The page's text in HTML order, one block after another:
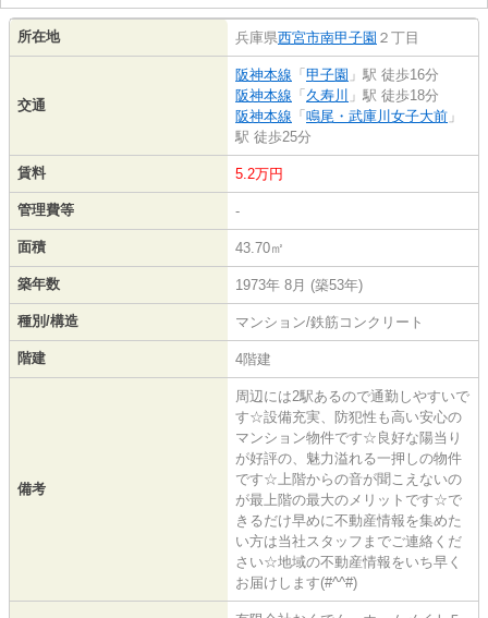
所在地 兵庫県西宮市南甲子園 ２丁目
交通
阪神本線 「 甲子園 」駅 徒歩16分
阪神本線 「 久寿川 」駅 徒歩18分
阪神本線 「 鳴尾・武庫川女子大前 」
駅 徒歩25分
賃料 5.2万円
管理費等 -
面積 43.70㎡
築年数 1973年 8月 (築53年)
種別/構造 マンション/鉄筋コンクリート
階建 4階建
備考
周辺には2駅あるので通勤しやすいで
す☆設備充実、防犯性も高い安心の
マンション物件です☆良好な陽当り
が好評の、魅力溢れる一押しの物件
です☆上階からの音が聞こえないの
が最上階の最大のメリットです☆で
きるだけ早めに不動産情報を集めた
い方は当社スタッフまでご連絡くだ
さい☆地域の不動産情報をいち早く
お届けします(#^^#)